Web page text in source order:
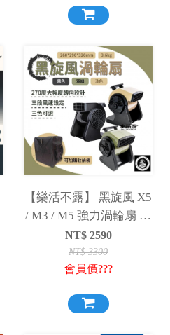
【樂活不露】 黑旋風 X5
/ M3 / M5 強力渦輪扇 可
加購收納袋
NT$ 2590
NT$3300
會員價???